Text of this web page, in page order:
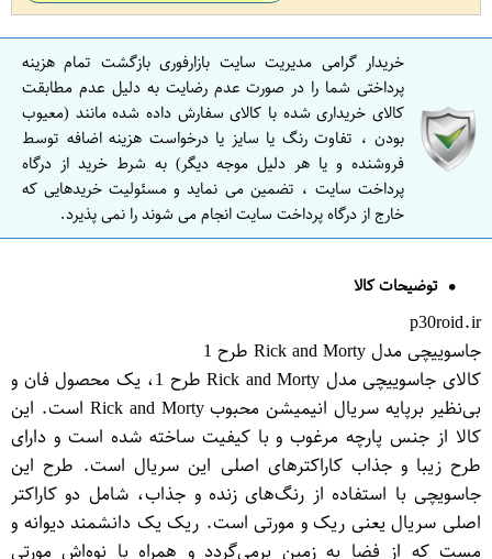
خریدار گرامی مدیریت سایت بازارفوری بازگشت تمام هزینه
پرداختی شما را در صورت عدم رضایت به دلیل عدم مطابقت
کالای خریداری شده با کالای سفارش داده شده مانند (معیوب
بودن ، تفاوت رنگ یا سایز یا درخواست هزینه اضافه توسط
فروشنده و یا هر دلیل موجه دیگر) به شرط خرید از درگاه
پرداخت سایت ، تضمین می نماید و مسئولیت خریدهایی که
خارج از درگاه پرداخت سایت انجام می شوند را نمی پذیرد.
توضیحات کالا
p30roid.ir
جاسوییچی مدل Rick and Morty طرح 1
کالای جاسوییچی مدل Rick and Morty طرح 1، یک محصول فان و
بی‌نظیر برپایه سریال انیمیشن محبوب Rick and Morty است. این
کالا از جنس پارچه مرغوب و با کیفیت ساخته شده است و دارای
طرح زیبا و جذاب کاراکترهای اصلی این سریال است. طرح این
جاسویچی با استفاده از رنگ‌های زنده و جذاب، شامل دو کاراکتر
اصلی سریال یعنی ریک و مورتی است. ریک یک دانشمند دیوانه و
مست که از فضا به زمین برمی‌گردد و همراه با نوه‌اش مورتی